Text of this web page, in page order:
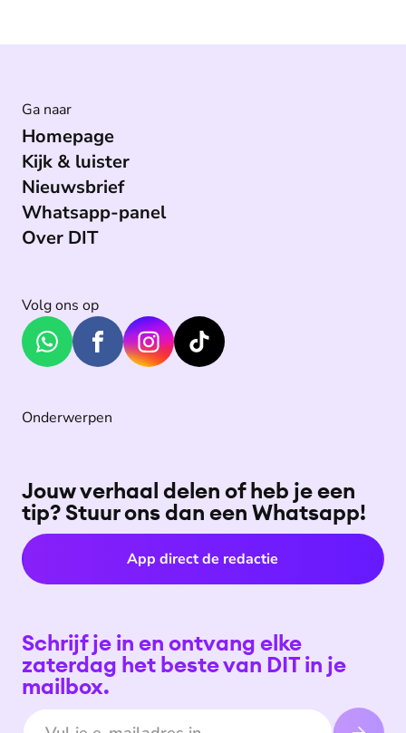
Ga naar
Homepage
Kijk & luister
Nieuwsbrief
Whatsapp-panel
Over DIT
Volg ons op
Onderwerpen
Jouw verhaal delen of heb je een
tip? Stuur ons dan een Whatsapp!
App direct de redactie
Schrijf je in en ontvang elke
zaterdag het beste van DIT in je
mailbox.
E-mailadres